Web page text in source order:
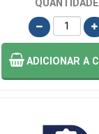
QUANTIDADE
ADICIONARA